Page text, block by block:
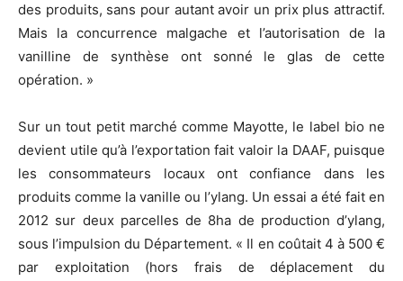
des produits, sans pour autant avoir un prix plus attractif.
Mais la concurrence malgache et l’autorisation de la
vanilline de synthèse ont sonné le glas de cette
opération. »
Sur un tout petit marché comme Mayotte, le label bio ne
devient utile qu’à l’exportation fait valoir la DAAF, puisque
les consommateurs locaux ont confiance dans les
produits comme la vanille ou l’ylang. Un essai a été fait en
2012 sur deux parcelles de 8ha de production d’ylang,
sous l’impulsion du Département. « Il en coûtait 4 à 500 €
par exploitation (hors frais de déplacement du